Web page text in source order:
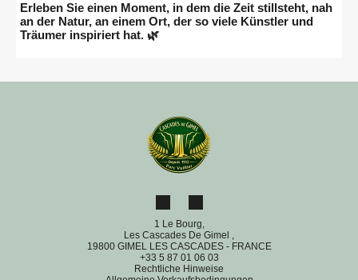
Erleben Sie einen Moment, in dem die Zeit stillsteht, nah
an der Natur, an einem Ort, der so viele Künstler und
Träumer inspiriert hat. 🌿
1 Le Bourg,
Les Cascades De Gimel ,
19800 GIMEL LES CASCADES - FRANCE
+33 5 87 01 06 03
Rechtliche Hinweise